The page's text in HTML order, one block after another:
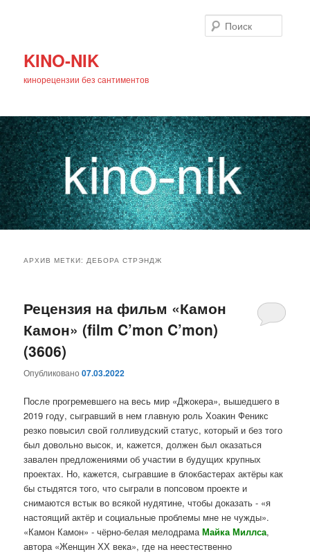
KINO-NIK
кинорецензии без сантиментов
основному
содержимому
дополнительному
содержимому
АРХИВ МЕТКИ:ДЕБОРА СТРЭНДЖ
Рецензия на фильм «Камон
Камон» (film C’mon C’mon)
(3606)
Опубликовано07.03.2022
После прогремевшего на весь мир «Джокера», вышедшего в
2019 году, сыгравший в нем главную роль Хоакин Феникс
резко повысил свой голливудский статус, который и без того
был довольно высок, и, кажется, должен был оказаться
завален предложениями об участии в будущих крупных
проектах. Но, кажется, сыгравшие в блокбастерах актёры как
бы стыдятся того, что сыграли в попсовом проекте и
снимаются встык во всякой нудятине, чтобы доказать - «я
настоящий актёр и социальные проблемы мне не чужды».
«Камон Камон» - чёрно-белая мелодрамаМайка Миллса,
автора «Женщин ХХ века», где на неестественно